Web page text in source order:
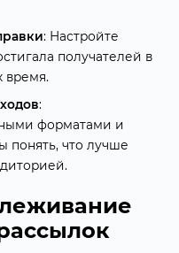
: Настройте
получателей в
время.
:
форматами и
понять, что лучше